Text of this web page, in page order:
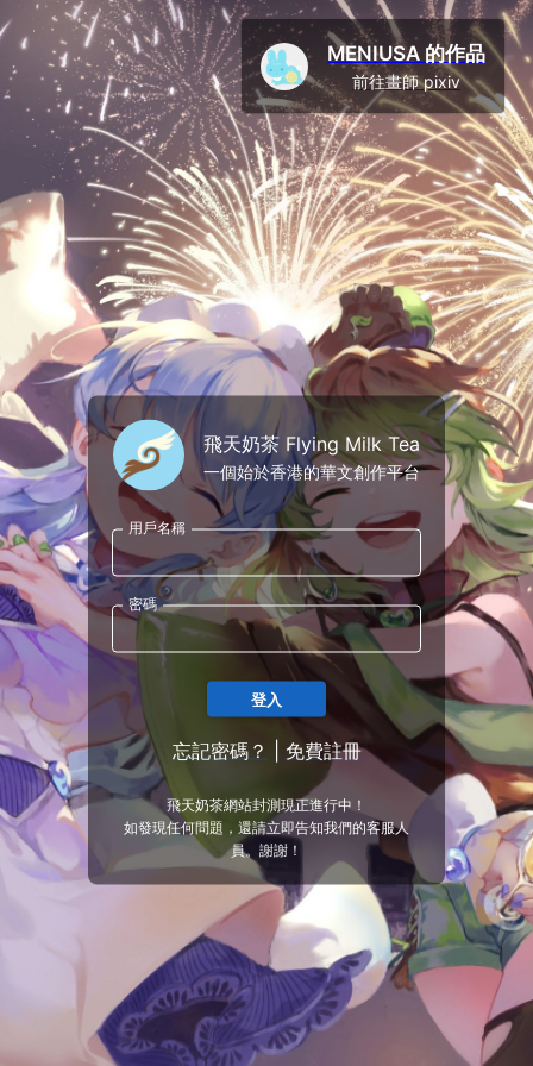
飛天奶茶 Flying Milk Tea
一個始於香港的華文創作平台
用戶名稱
密碼
登入
忘記密碼？ 免費註冊
飛天奶茶網站封測現正進行中！
如發現任何問題，還請立即告知我們的客服人
員。謝謝！
MENIUSA 的作品
前往畫師 pixiv